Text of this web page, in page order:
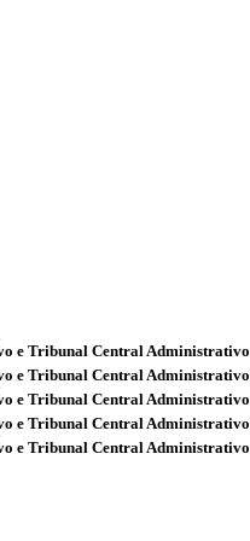
e Tribunal Central Administrativo
e Tribunal Central Administrativo
e Tribunal Central Administrativo
e Tribunal Central Administrativo
e Tribunal Central Administrativo